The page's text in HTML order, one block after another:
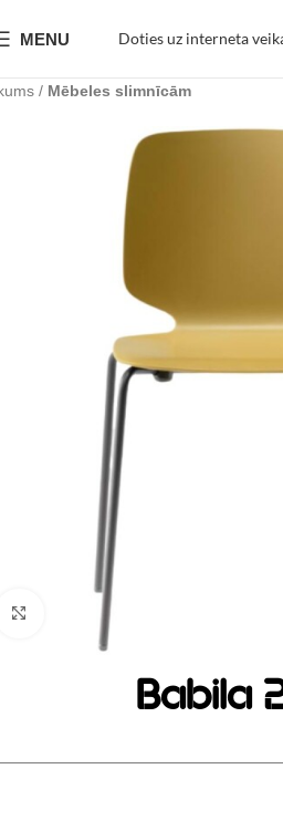
MENU Doties uz interneta
Mēbeles slimnīcām
Click to enlarge
Babila